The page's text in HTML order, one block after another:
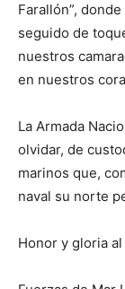
Farallón”,
seguido de
nuestros
en nuestros
La Armada
olvidar, de
marinos que,
naval su norte
Honor y gloria al